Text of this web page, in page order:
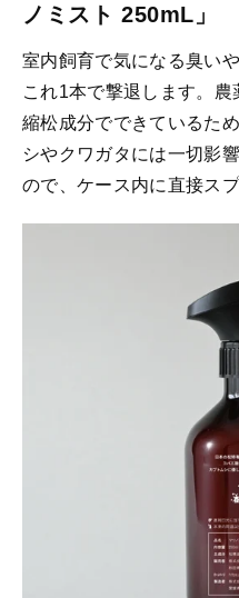
ノミスト 250mL」
室内飼育で気になる臭い
これ1本で撃退します。
縮松成分でできているた
シやクワガタには一切影
ので、ケース内に直接ス